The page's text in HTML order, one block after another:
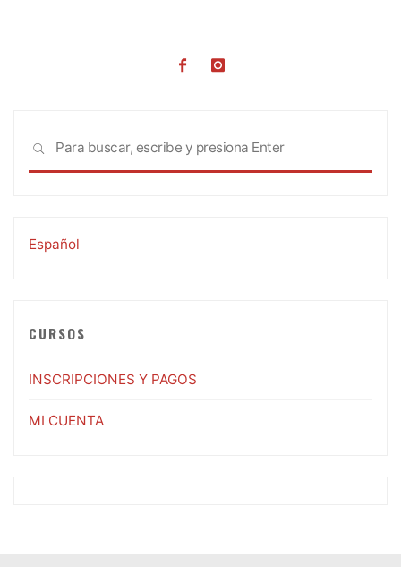
BUSCAR
Español
CURSOS
INSCRIPCIONES Y PAGOS
MI CUENTA